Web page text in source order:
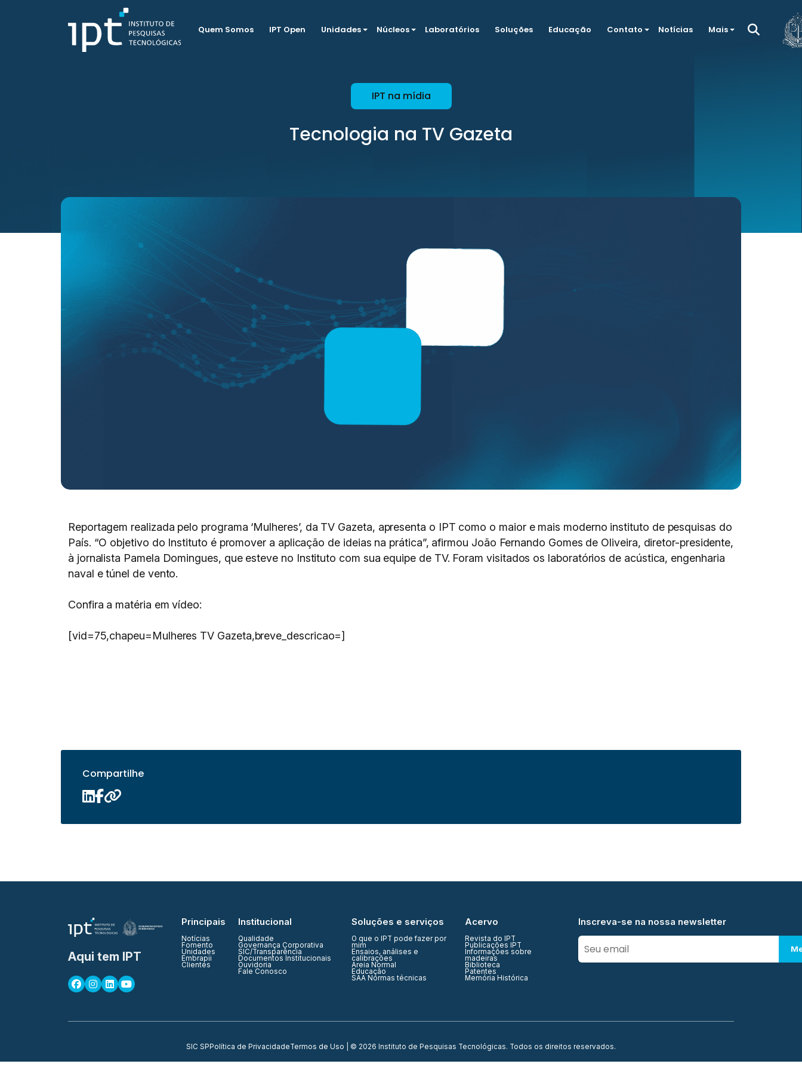
Quem Somos IPT Open Unidades Núcleos Laboratórios Soluções Educação Contato Notícias Mais
IPT na mídia
Tecnologia na TV Gazeta
Reportagem realizada pelo programa ‘Mulheres’, da TV Gazeta, apresenta o IPT como o maior e mais moderno instituto de pesquisas do
País. “O objetivo do Instituto é promover a aplicação de ideias na prática”, afirmou João Fernando Gomes de Oliveira, diretor-presidente,
à jornalista Pamela Domingues, que esteve no Instituto com sua equipe de TV. Foram visitados os laboratórios de acústica, engenharia
naval e túnel de vento.
Confira a matéria em vídeo:
[vid=75,chapeu=Mulheres TV Gazeta,breve_descricao=]
Compartilhe
Aqui tem IPT
Principais
Notícias
Fomento
Unidades
Embrapii
Clientes
Institucional
Qualidade
Governança Corporativa
SIC/Transparência
Documentos Institucionais
Ouvidoria
Fale Conosco
Soluções e serviços
O que o IPT pode fazer por
mim
Ensaios, análises e
calibrações
Areia Normal
Educação
SAA Normas técnicas
Acervo
Revista do IPT
Publicações IPT
Informações sobre
madeiras
Biblioteca
Patentes
Memória Histórica
Inscreva-se na nossa newsletter
SIC SPPolítica de PrivacidadeTermos de Uso | © 2026 Instituto de Pesquisas Tecnológicas. Todos os direitos reservados.